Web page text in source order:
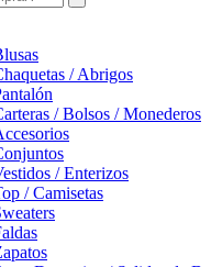
/ Abrigos
/ Bolsos / Monederos
/ Enterizos
/ Camisetas